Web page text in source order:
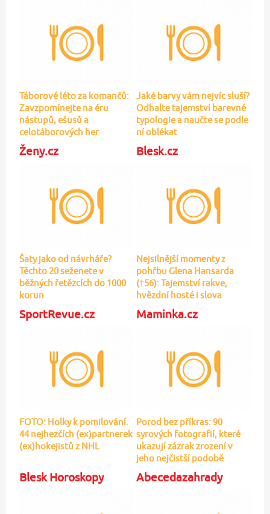
Táborové léto za komančů:
Zavzpomínejte na éru
nástupů, ešusů a
celotáborových her
Jaké barvy vám nejvíc sluší?
Odhalte tajemství barevné
typologie a naučte se podle
ní oblékat
Ženy.cz
Šaty jako od návrháře?
Těchto 20 seženete v
běžných řetězcích do 1000
korun
Blesk.cz
Nejsilnější momenty z
pohřbu Glena Hansarda
(†56): Tajemství rakve,
hvězdní hosté i slova
manželky
SportRevue.cz
FOTO: Holky k pomilování.
44 nejhezčích (ex)partnerek
(ex)hokejistů z NHL
Maminka.cz
Porod bez příkras: 90
syrových fotografií, které
ukazují zázrak zrození v
jeho nejčistší podobě
Blesk Horoskopy Abecedazahrady